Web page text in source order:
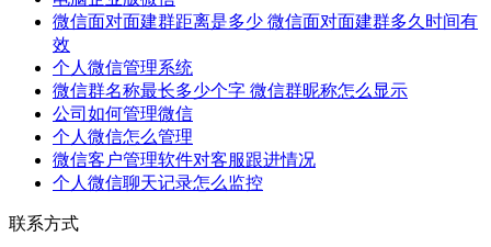
微信面对面建群距离是多少 微信面对面建群多久时间有
效
个人微信管理系统
微信群名称最长多少个字 微信群昵称怎么显示
公司如何管理微信
个人微信怎么管理
微信客户管理软件对客服跟进情况
个人微信聊天记录怎么监控
联系方式